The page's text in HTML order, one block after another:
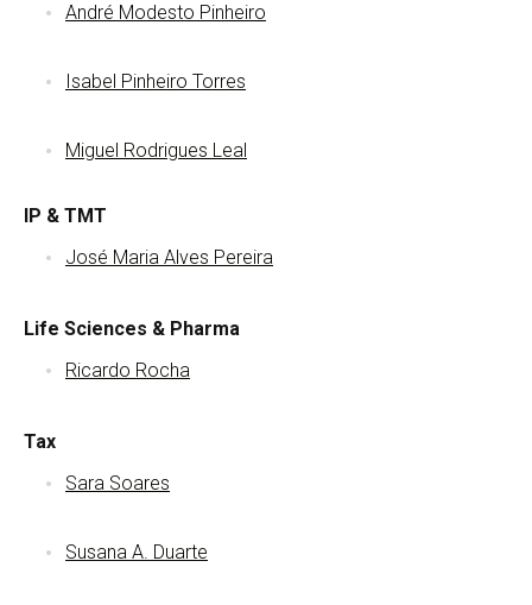
André Modesto Pinheiro
Isabel Pinheiro Torres
Miguel Rodrigues Leal
IP & TMT
José Maria Alves Pereira
Life Sciences & Pharma
Ricardo Rocha
Tax
Sara Soares
Susana A. Duarte